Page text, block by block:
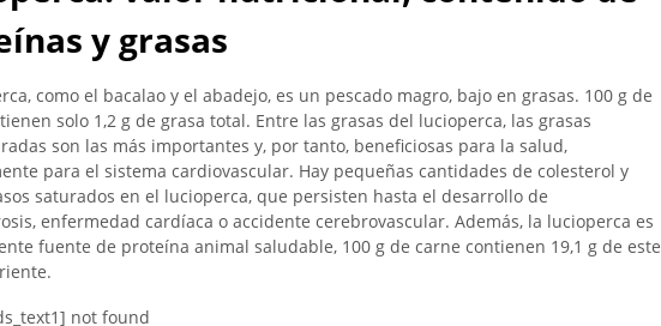
y grasas
como el bacalao y el abadejo, es un pescado magro, bajo en grasas. 100 g de
solo 1,2 g de grasa total. Entre las grasas del lucioperca, las grasas
son las más importantes y, por tanto, beneficiosas para la salud,
para el sistema cardiovascular. Hay pequeñas cantidades de colesterol y
saturados en el lucioperca, que persisten hasta el desarrollo de
enfermedad cardíaca o accidente cerebrovascular. Además, la lucioperca es
fuente de proteína animal saludable, 100 g de carne contienen 19,1 g de este
not found